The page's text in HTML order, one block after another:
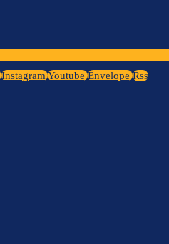
Instagram Youtube Envelope Rss